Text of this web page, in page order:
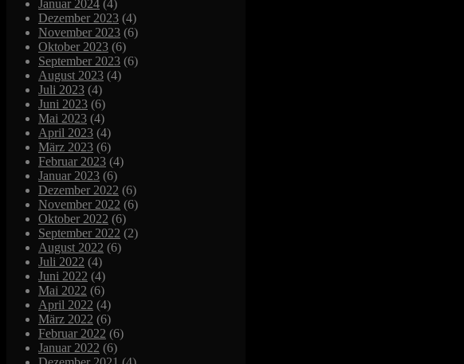
Januar 2024 (4)
Dezember 2023 (4)
November 2023 (6)
Oktober 2023 (6)
September 2023 (6)
August 2023 (4)
Juli 2023 (4)
Juni 2023 (6)
Mai 2023 (4)
April 2023 (4)
März 2023 (6)
Februar 2023 (4)
Januar 2023 (6)
Dezember 2022 (6)
November 2022 (6)
Oktober 2022 (6)
September 2022 (2)
August 2022 (6)
Juli 2022 (4)
Juni 2022 (4)
Mai 2022 (6)
April 2022 (4)
März 2022 (6)
Februar 2022 (6)
Januar 2022 (6)